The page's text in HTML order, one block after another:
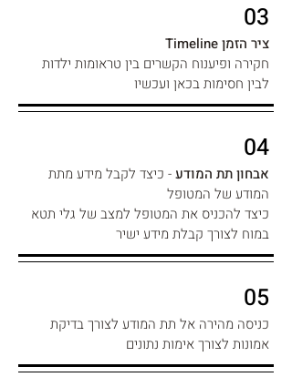
03
ציר הזמן Timeline
חקירה ופיענוח הקשרים בין טראומות ילדות
לבין חסימות בכאן ועכשיו
04
אבחון תת המודע- כיצד לקבל מידע מתת
המודע של המטופל
כיצד להכניס את המטופל למצב של גלי תטא
במוח לצורך קבלת מידע ישיר
05
כניסה מהירה אל תת המודע לצורך בדיקת
אמונות לצורך אימות נתונים